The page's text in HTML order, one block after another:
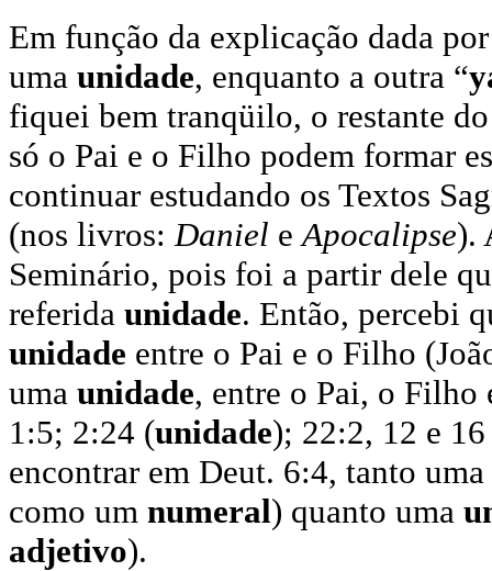
Em função da explicação dada
uma unidade, enquanto a outra “
fiquei bem tranqüilo, o restante
só o Pai e o Filho podem formar
continuar estudando os Textos
(nos livros:Daniel eApocalipse).
Seminário, pois foi a partir dele
referida unidade. Então, percebi
unidade entre o Pai e o Filho
uma unidade, entre o Pai, o Filho
1:5; 2:24 (unidade); 22:2, 12 e
encontrar em Deut. 6:4, tanto uma
como um numeral) quanto uma
adjetivo).